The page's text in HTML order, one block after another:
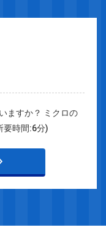
ますか？ ミクロの
要時間:6分)